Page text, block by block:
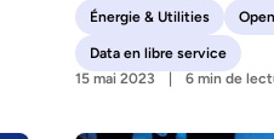
Énergie & Utilities
Data en libre service
15 mai 2023
6 min de